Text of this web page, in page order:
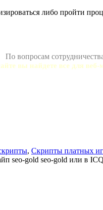
либо пройти
По вопросам
вы найдете все для
, Скрипты платных
seo-gold seo-gold или в